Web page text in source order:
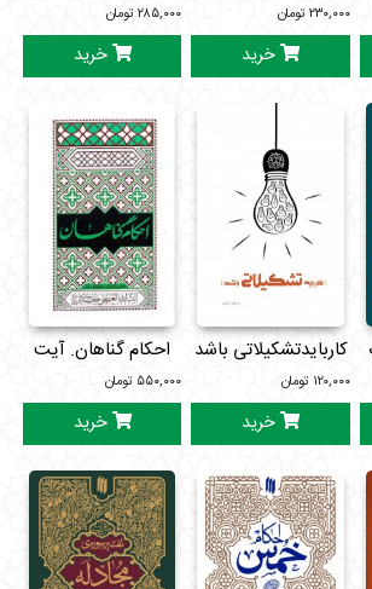
۲۳۰,۰۰۰ تومان
خرید
۲۸۵,۰۰۰ تومان
خرید
کاربایدتشکیلاتی باشد
۱۲۰,۰۰۰ تومان
خرید
احکام گناهان. آیت
الله العظمی خامنه ای
۵۵۰,۰۰۰ تومان
خرید